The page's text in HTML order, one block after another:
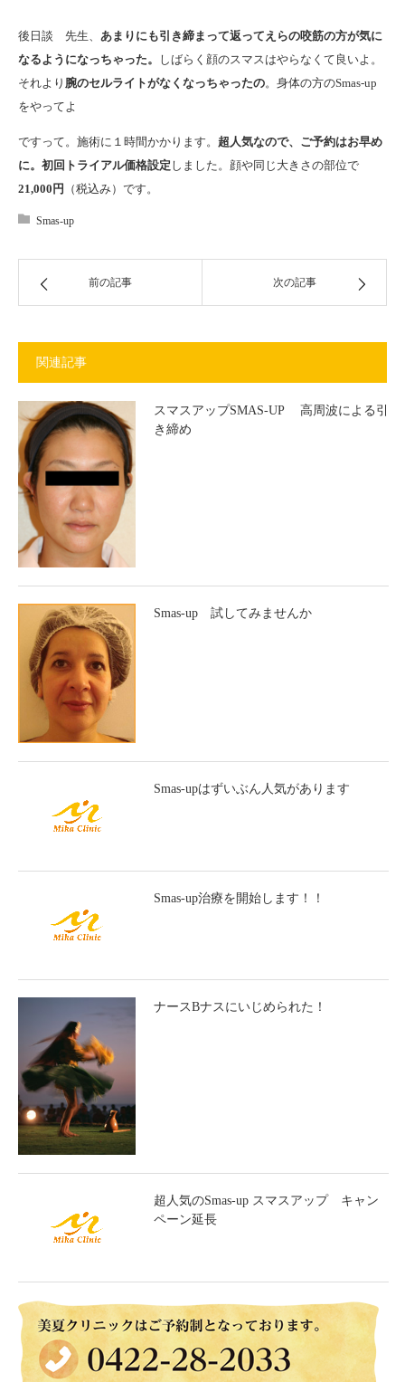
後日談 先生、 あまりにも引き締まって返ってえらの咬筋の方が気に
なるようになっちゃった。
しばらく顔のスマスはやらなくて良いよ。
それより 腕のセルライトがなくなっちゃったの。身体の方のSmas-up
をやってよ
ですって。施術に１時間かかります。 超人気なので、ご予約はお早め
に。初回トライアル価格設定 しました。顔や同じ大きさの部位で
21,000円
（税込み）です。
Smas-up
前の記事 次の記事
関連記事
スマスアップSMAS-UP 高周波による引
き締め
Smas-up 試してみませんか
Smas-upはずいぶん人気があります
Smas-up治療を開始します！！
ナースBナスにいじめられた！
超人気のSmas-up スマスアップ キャン
ペーン延長